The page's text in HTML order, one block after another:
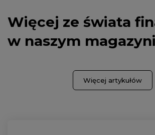
Więcej ze świata
w naszym
Więcej artykułów